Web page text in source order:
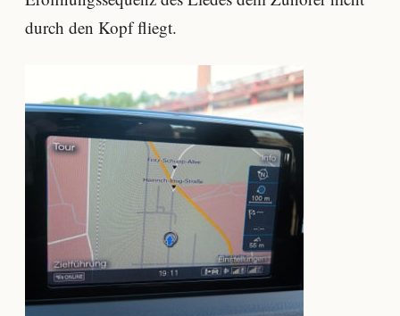
durch den Kopf fliegt.